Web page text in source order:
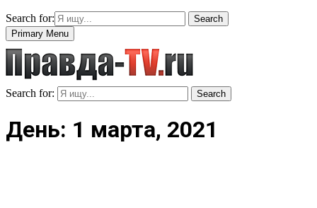
Search for:
Search
Primary Menu
Search for: Search
День: 1 марта, 2021